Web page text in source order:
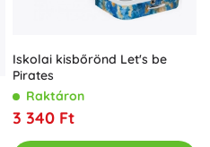
Iskolai kisbőrönd Let's be
Pirates
Raktáron
3 340 Ft